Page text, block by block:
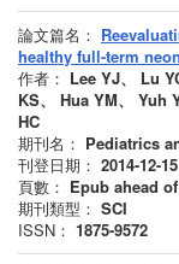
論文篇名：
healthy full-term
作者： Lee YJ、 Lu
KS、 Hua YM、 Yuh
HC
期刊名： Pediatrics
刊登日期： 2014-12-15
頁數： Epub ahead
期刊類型： SCI
ISSN： 1875-9572